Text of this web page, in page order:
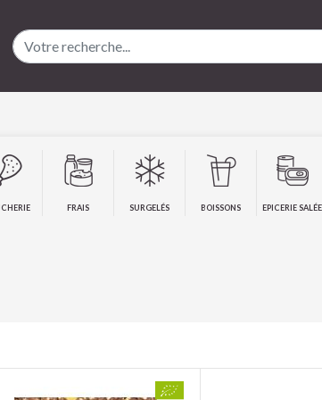
FRAIS SURGELÉS BOISSONS EPICERIE SALÉE